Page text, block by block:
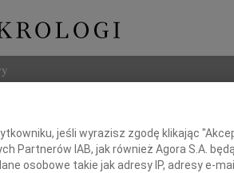
jeśli wyrazisz zgodę klikając
Partnerów IAB, jak również Agora S.A.
osobowe takie jak adresy IP, adresy e-